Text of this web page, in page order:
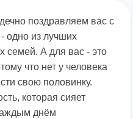
поздравляем вас с
одно из лучших
семей. А для вас - это
что нет у человека
свою половинку.
которая сияет
днём